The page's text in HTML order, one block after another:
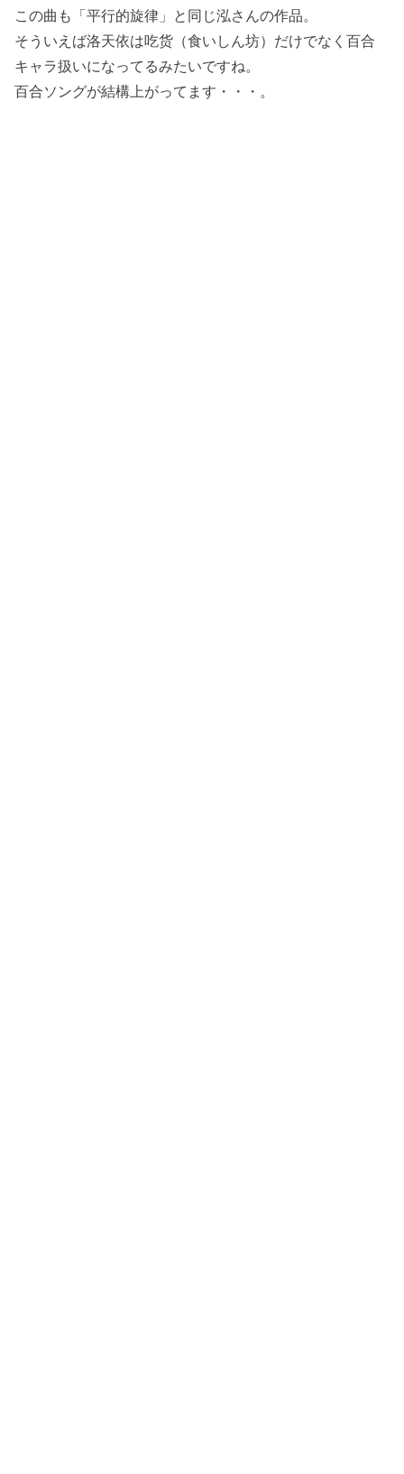
この曲も「平行的旋律」と同じ泓さんの作品。
そういえば洛天依は吃货（食いしん坊）だけでなく百合
キャラ扱いになってるみたいですね。
百合ソングが結構上がってます・・・。